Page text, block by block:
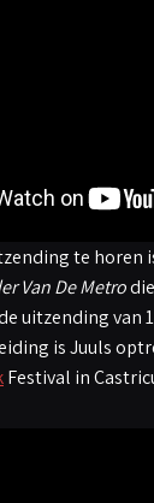
te horen
Van De Metro
uitzending van
is Juuls
Festival in